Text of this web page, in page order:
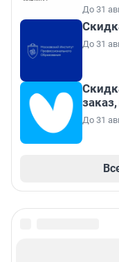
До 31
До 31
До 31